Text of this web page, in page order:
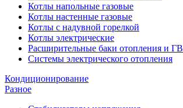
Котлы напольные газовые
Котлы настенные газовые
Котлы с надувной горелкой
Котлы электрические
Расширительные баки отопления и
Системы электрического отопления
Кондиционирование
Разное